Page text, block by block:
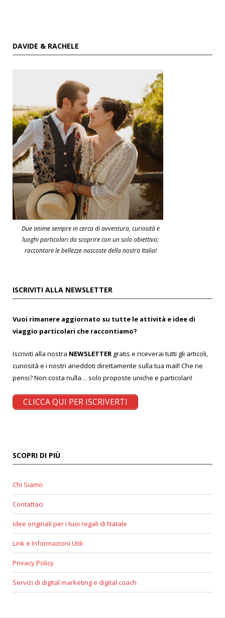
DAVIDE & RACHELE
Due anime sempre in cerca di avventura, curiosità e
luoghi particolari da scoprire con un solo obiettivo:
raccontare le bellezze nascoste della nostra Italia!
ISCRIVITI ALLA NEWSLETTER
Vuoi rimanere aggiornato su tutte le attività e idee di
viaggio particolari che raccontiamo?
Iscriviti alla nostra NEWSLETTER gratis e riceverai tutti gli articoli,
curiosità e i nostri aneddoti direttamente sulla tua mail! Che ne
pensi? Non costa nulla… solo proposte uniche e particolari!
CLICCA QUI PER ISCRIVERTI
SCOPRI DI PIÙ
Chi Siamo
Contattaci
Idee originali per i tuoi regali di Natale
Link e Informazioni Utili
Privacy Policy
Servizi di digital marketing e digital coach